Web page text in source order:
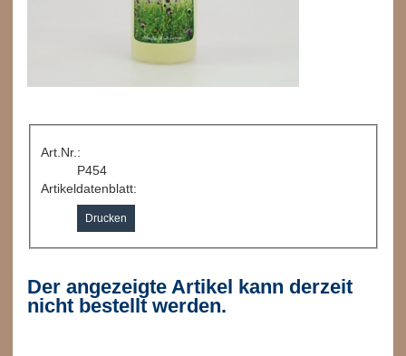
Art.Nr.:
P454
Artikeldatenblatt:
Drucken
Der angezeigte Artikel kann derzeit
nicht bestellt werden.